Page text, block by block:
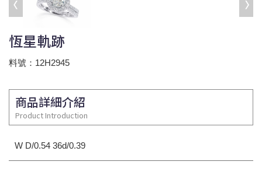
恆星軌跡
料號：12H2945
商品詳細介紹
Product Introduction
W D/0.54 36d/0.39